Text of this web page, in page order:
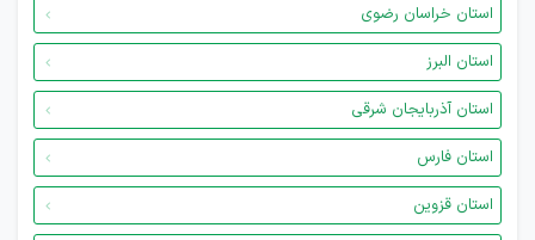
استان خراسان رضوی
استان البرز
استان آذربایجان شرقی
استان فارس
استان قزوین